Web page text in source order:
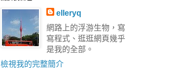
elleryq
網路上的浮游生物，寫
寫程式、逛逛網頁幾乎
是我的全部。
檢視我的完整簡介